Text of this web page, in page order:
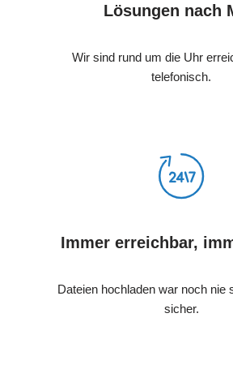
Lösungen nach
Wir sind rund um die Uhr
telefonisch.
Immer erreichbar,
Dateien hochladen war noch nie
sicher.